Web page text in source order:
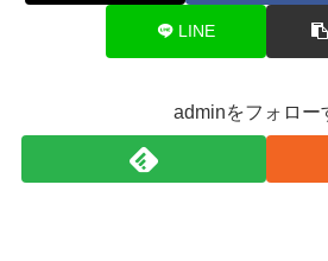
LINE
adminをフォロー